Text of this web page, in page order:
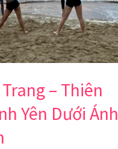
– Thiên
Yên Dưới Ánh